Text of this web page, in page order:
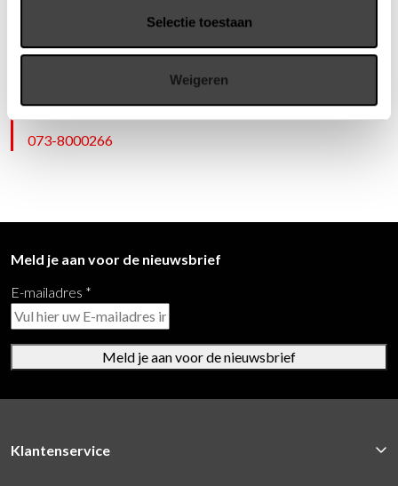
Selectie toestaan
Weigeren
Wij staan u graag te woord via de telefoon.
073-8000266
Meld je aan voor de nieuwsbrief
E-mailadres *
Meld je aan voor de nieuwsbrief
Klantenservice